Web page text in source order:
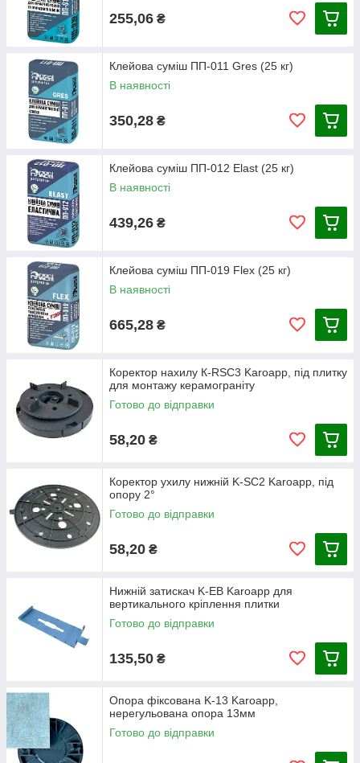
255,06 ₴
Клейова суміш ПП-011 Gres (25 кг)
В наявності
350,28 ₴
Клейова суміш ПП-012 Elast (25 кг)
В наявності
439,26 ₴
Клейова суміш ПП-019 Flex (25 кг)
В наявності
665,28 ₴
Коректор нахилу К-RSC3 Karoapp, під плитку
для монтажу керамограніту
Готово до відправки
58,20 ₴
Коректор ухилу нижній K-SC2 Karoapp, під
опору 2°
Готово до відправки
58,20 ₴
Нижній затискач K-EВ Karoapp для
вертикального кріплення плитки
Готово до відправки
135,50 ₴
Опора фіксована K-13 Karoapp,
нерегульована опора 13мм
Готово до відправки